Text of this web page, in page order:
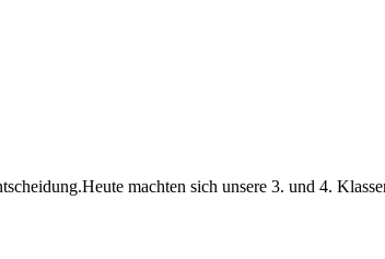
machten sich unsere 3. und 4.